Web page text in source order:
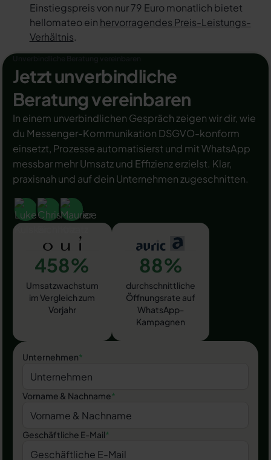
Einstiegspreis von nur 79 Euro monatlich bietet
hellomateo ein hervorragendes Preis-Leistungs-
Verhältnis.
Jetzt unverbindliche
Beratung vereinbaren
In einem unverbindlichen Gespräch zeigen wir dir, wie
du Messenger-Kommunikation DSGVO-konform
einsetzt, Prozesse automatisierst und mit WhatsApp
messbar mehr Umsatz und Effizienz erzielst. Klar,
praxisnah und auf dein Unternehmen zugeschnitten.
458%
Umsatzwachstum
im Vergleich zum
Vorjahr
88%
durchschnittliche
Öffnungsrate auf
WhatsApp-
Kampagnen
Unternehmen*
Vorname & Nachname*
Geschäftliche E-Mail*